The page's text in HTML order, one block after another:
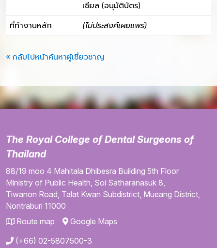
เชียล (อนุมัติบัตร)
ที่ทำงานหลัก (ไม่ประสงค์เผยแพร่)
« กลับไปหน้าค้นหาผู้เชี่ยวชาญ
The Royal College of Dental Surgeons of
Thailand
88/19 moo 4 Mahitala Dhibesra Building 5th Floor
Ministry of Public Health, Soi Satharanasuk 8,
Tiwanon Road, Talat Kwan Subdistrict, Mueang District,
Nontraburi 11000
Route map
Google Maps
(+66) 02-5807500-3